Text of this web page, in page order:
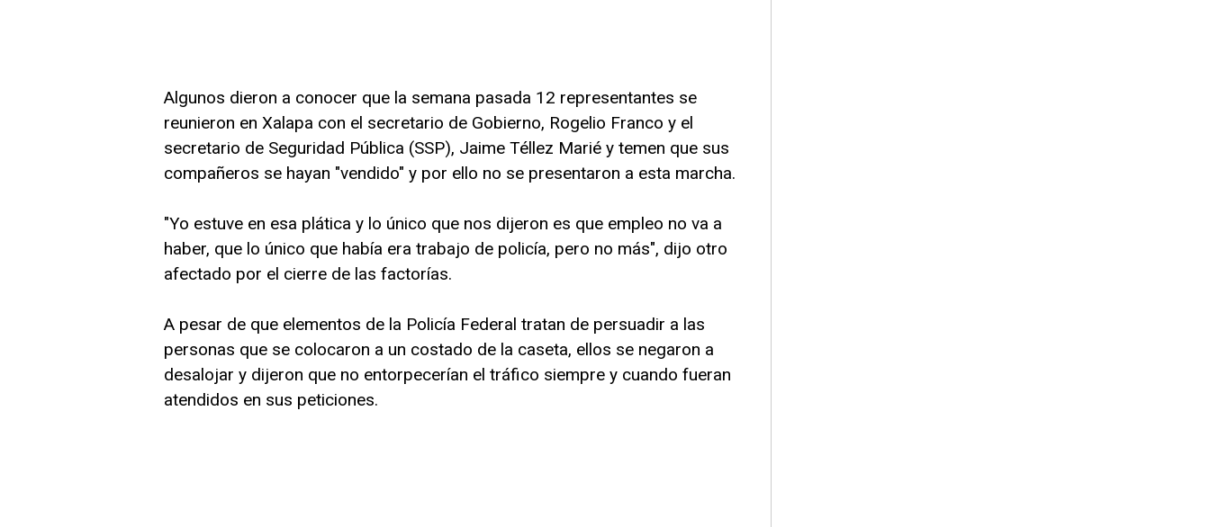
Algunos dieron a conocer que la semana pasada 12 representantes se
reunieron en Xalapa con el secretario de Gobierno, Rogelio Franco y el
secretario de Seguridad Pública (SSP), Jaime Téllez Marié y temen que sus
compañeros se hayan "vendido" y por ello no se presentaron a esta marcha.
"Yo estuve en esa plática y lo único que nos dijeron es que empleo no va a
haber, que lo único que había era trabajo de policía, pero no más", dijo otro
afectado por el cierre de las factorías.
A pesar de que elementos de la Policía Federal tratan de persuadir a las
personas que se colocaron a un costado de la caseta, ellos se negaron a
desalojar y dijeron que no entorpecerían el tráfico siempre y cuando fueran
atendidos en sus peticiones.